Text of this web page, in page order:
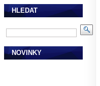
HLEDAT
NOVINKY